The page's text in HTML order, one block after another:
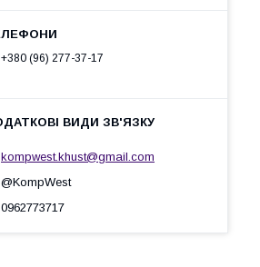
+380 (96) 277-37-17
kompwest.khust@gmail.com
@KompWest
0962773717